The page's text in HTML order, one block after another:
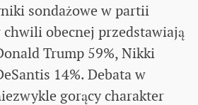
sondażowe w partii
obecnej przedstawiają
Trump 59%, Nikki
14%. Debata w
gorący charakter